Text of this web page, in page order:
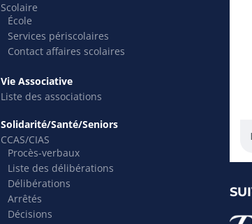
Scolaire
École
Services périscolaires
Contact affaires scolaires
Vie Associative
Liste des associations
Solidarité/Santé/Seniors
CCAS/CIAS
Procès-verbaux
Liste des délibérations
Délibérations
Arrêtés
Décisions